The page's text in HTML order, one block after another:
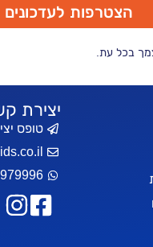
לעדכונים
יצירת קשר
טופס יצירת קשר
Info@netkids.co.il
055-9979996